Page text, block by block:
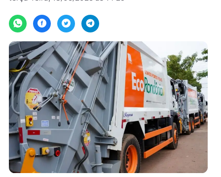
Por
terça-feira, 13/05/2025 às 14:29